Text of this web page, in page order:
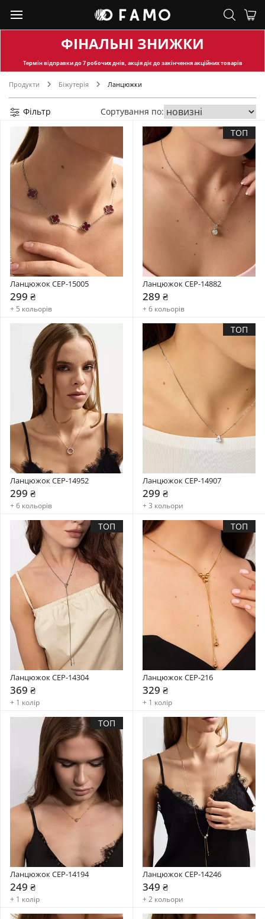
ФІНАЛЬНІ ЗНИЖКИ
Термін відправкидо 7 робочих днів, акція діє до закінчення акційних товарів
Продукти Біжутерія Ланцюжки
Фільтр Сортування по:
Ланцюжок CEP-15005
299 ₴
+ 5 кольорів
ТОП
Ланцюжок CEP-14882
289 ₴
+ 6 кольорів
Ланцюжок CEP-14952
299 ₴
+ 6 кольорів
ТОП
Ланцюжок CEP-14907
299 ₴
+ 3 кольори
ТОП
Ланцюжок CEP-14304
369 ₴
+ 1 колір
ТОП
Ланцюжок CEP-216
329 ₴
+ 1 колір
ТОП
Ланцюжок CEP-14194
249 ₴
+ 1 колір
Ланцюжок CEP-14246
349 ₴
+ 2 кольори